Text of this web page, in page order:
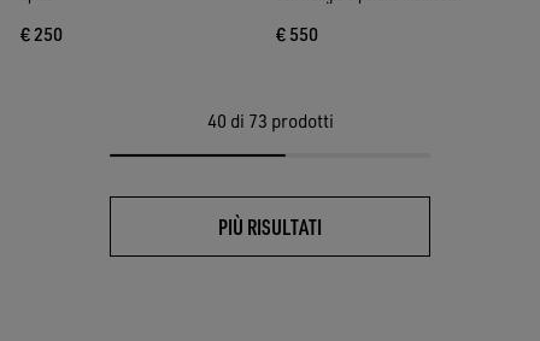
€ 250 € 550
40 di 73 prodotti
PIÙ RISULTATI